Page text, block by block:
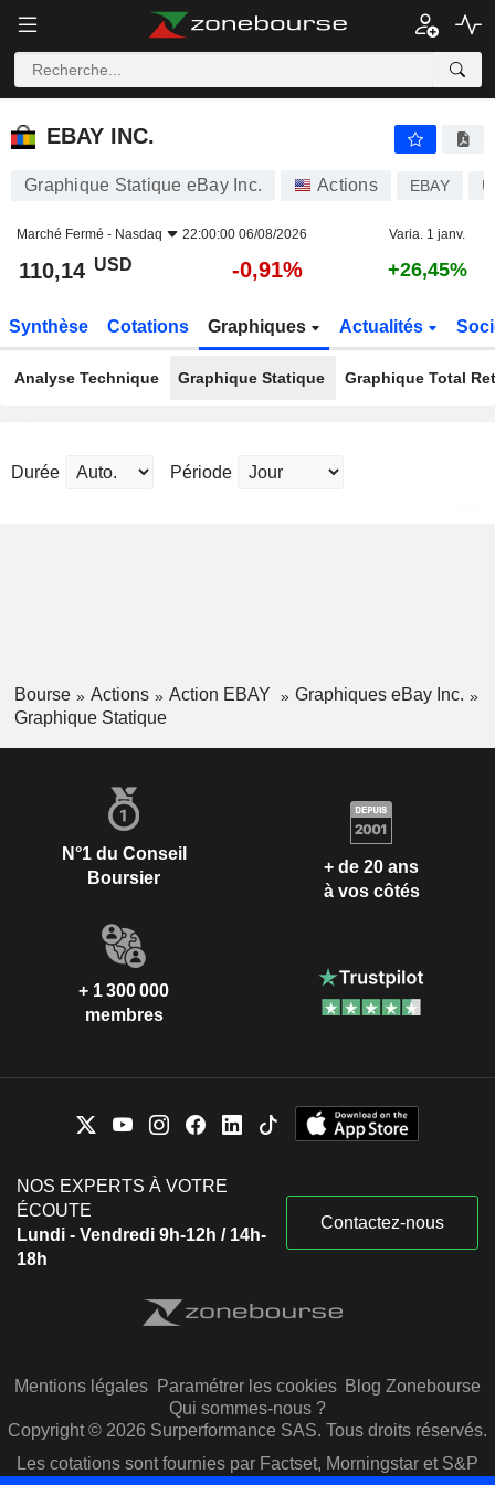
EBAY INC.
EBAY INC.
Graphique Statique eBay Inc. Actions EBAY
Marché Fermé - Nasdaq 22:00:00 06/08/2026 Varia. 1 janv.
110,14 USD -0,91% +26,45%
Synthèse Cotations Graphiques Actualités
Analyse Technique Graphique Statique Graphique Total
Durée Période
Bourse Actions Action EBAY
Graphiques eBay Inc.
Graphique Statique
N°1 du Conseil
Boursier
+ de 20 ans
à vos côtés
+ 1 300 000
membres
NOS EXPERTS À VOTRE
ÉCOUTE
Lundi - Vendredi 9h-12h / 14h-
18h
Contactez-nous
Mentions légales Paramétrer les cookies Blog Zonebourse
Qui sommes-nous ?
Copyright © 2026 Surperformance SAS. Tous droits réservés.
Les cotations sont fournies par Factset, Morningstar et S&P